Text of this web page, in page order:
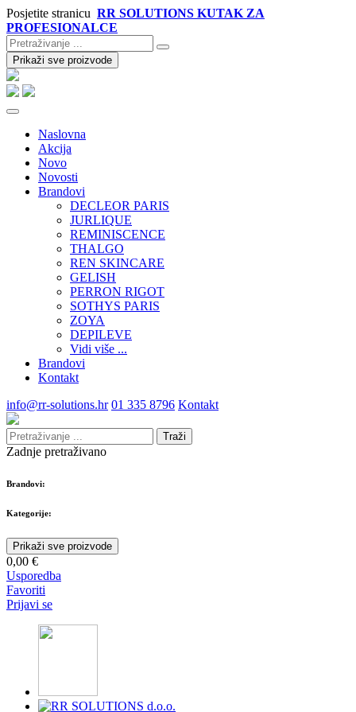
Posjetite stranicu RR SOLUTIONS KUTAK ZA
PROFESIONALCE
Prikaži sve proizvode
Naslovna
Akcija
Novo
Novosti
Brandovi
DECLEOR PARIS
JURLIQUE
REMINISCENCE
THALGO
REN SKINCARE
GELISH
PERRON RIGOT
SOTHYS PARIS
ZOYA
DEPILEVE
Vidi više ...
Brandovi
Kontakt
info@rr-solutions.hr 01 335 8796 Kontakt
Traži
Zadnje pretraživano
Brandovi:
Kategorije:
Prikaži sve proizvode
0,00 €
Usporedba
Favoriti
Prijavi se